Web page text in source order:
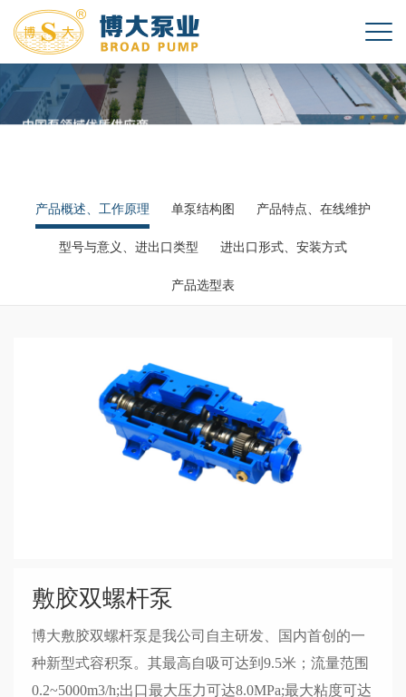
产品概述、工作原理 单泵结构图 产品特点、在线维护
型号与意义、进出口类型 进出口形式、安装方式
产品选型表
敷胶双螺杆泵
博大敷胶双螺杆泵是我公司自主研发、国内首创的一
种新型式容积泵。其最高自吸可达到9.5米；流量范围
0.2~5000m3/h;出口最大压力可达8.0MPa;最大粘度可达